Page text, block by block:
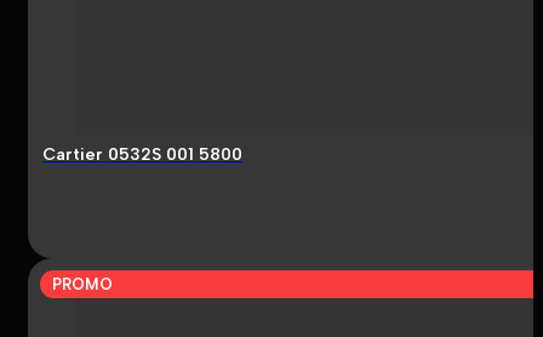
Cartier 0532S 001 5800
PROMO